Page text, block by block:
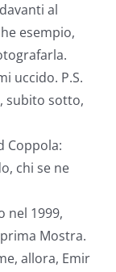
al
esempio,
uccido. P.S.
subito sotto,
Coppola:
chi se ne
nel 1999,
Mostra.
allora, Emir